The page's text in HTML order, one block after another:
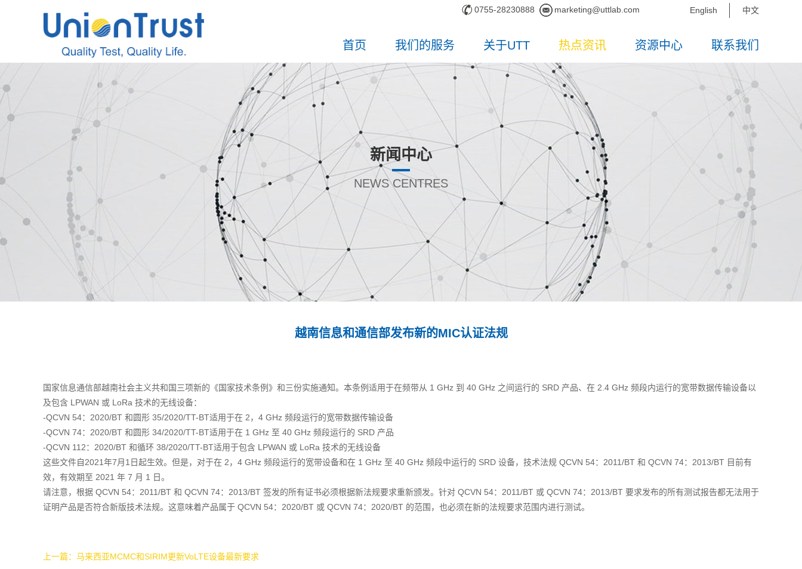
0755-28230888 marketing@uttlab.com English 中文
首页 我们的服务 关于UTT 热点资讯 资源中心 联系我们
新闻中心
NEWS CENTRES
越南信息和通信部发布新的MIC认证法规
国家信息通信部越南社会主义共和国三项新的《国家技术条例》和三份实施通知。本条例适用于在频带从 1 GHz 到 40 GHz 之间运行的 SRD 产品、在 2.4 GHz 频段内运行的宽带数据传输设备以
及包含 LPWAN 或 LoRa 技术的无线设备：
-QCVN 54：2020/BT 和圆形 35/2020/TT-BT适用于在 2，4 GHz 频段运行的宽带数据传输设备
-QCVN 74：2020/BT 和圆形 34/2020/TT-BT适用于在 1 GHz 至 40 GHz 频段运行的 SRD 产品
-QCVN 112：2020/BT 和循环 38/2020/TT-BT适用于包含 LPWAN 或 LoRa 技术的无线设备
这些文件自2021年7月1日起生效。但是，对于在 2，4 GHz 频段运行的宽带设备和在 1 GHz 至 40 GHz 频段中运行的 SRD 设备，技术法规 QCVN 54：2011/BT 和 QCVN 74：2013/BT 目前有
效，有效期至 2021 年 7 月 1 日。
请注意，根据 QCVN 54：2011/BT 和 QCVN 74：2013/BT 签发的所有证书必须根据新法规要求重新颁发。针对 QCVN 54：2011/BT 或 QCVN 74：2013/BT 要求发布的所有测试报告都无法用于
证明产品是否符合新版技术法规。这意味着产品属于 QCVN 54：2020/BT 或 QCVN 74：2020/BT 的范围，也必须在新的法规要求范围内进行测试。
上一篇： 马来西亚MCMC和SIRIM更新VoLTE设备最新要求